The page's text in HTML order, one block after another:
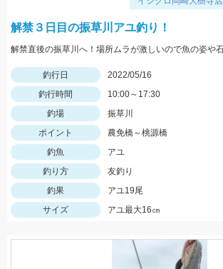
解禁３日目の振草川アユ釣り！
釣行日
2022/05/16
釣行時間
10:00～17:30
釣場
振草川
ポイント
農免橋～桃源橋
釣魚
アユ
釣り方
友釣り
釣果
アユ19尾
サイズ
アユ最大16㎝